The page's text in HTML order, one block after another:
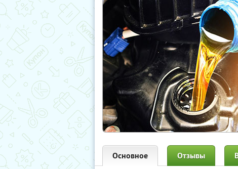
Основное Отзывы